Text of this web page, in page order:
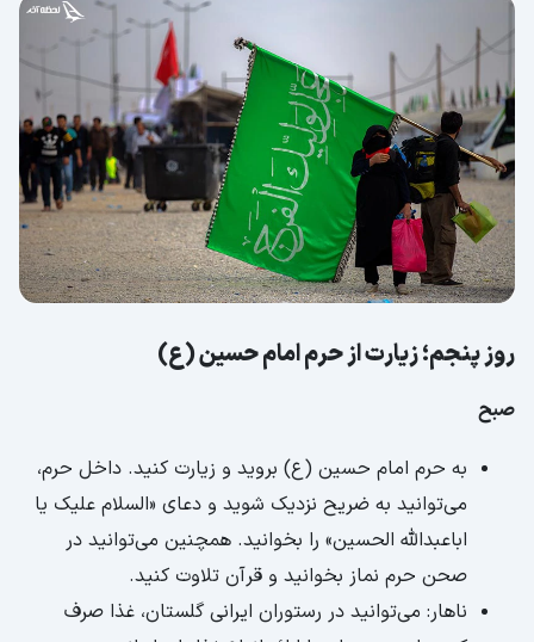
روز پنجم؛ زیارت از حرم امام حسین (ع)
صبح
به حرم امام حسین (ع) بروید و زیارت کنید. داخل حرم،
می‌توانید به ضریح نزدیک شوید و دعای «السلام علیک یا
اباعبدالله الحسین» را بخوانید. همچنین می‌توانید در
صحن حرم نماز بخوانید و قرآن تلاوت کنید.
ناهار: می‌توانید در رستوران ایرانی گلستان، غذا صرف